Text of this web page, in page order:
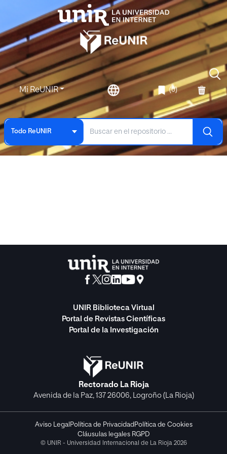
Mi ReUNIR (0)
Todo ReUNIR
UNIR Biblioteca Virtual
Portal de Revistas Científicas
Portal de la Investigación
Rectorado La Rioja
Avenida de la Paz, 137 26006, Logroño (La Rioja)
Aviso Legal Política de Privacidad Política de Cookies
Cláusulas legales RGPD
© UNIR - Universidad Internacional de La Rioja 2026